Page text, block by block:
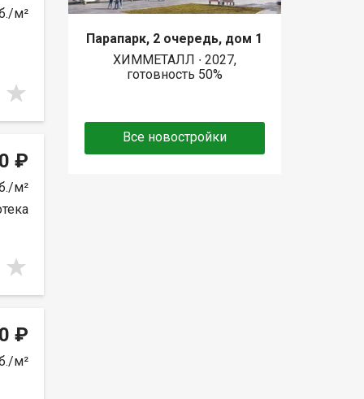
м²
₽
м²
₽
м²
Парапарк, 2 очередь, дом 1
ХИММЕТАЛЛ ∙ 2027,
готовность 50%
Все новостройки